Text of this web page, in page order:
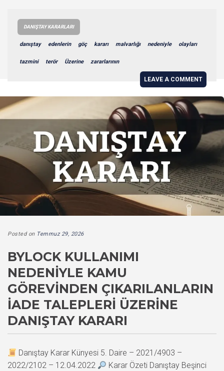
DANIŞTAY KARARLARI
danıştay edenlerin göç kararı malvarlığı nedeniyle olayları
tazmini terör Üzerine zararlarının
LEAVE A COMMENT
Posted on Temmuz 29, 2026
BYLOCK KULLANIMI
NEDENIYLE KAMU
GÖREVINDEN ÇIKARILANLARIN
İADE TALEPLERI ÜZERINE
DANIŞTAY KARARI
Danıştay Karar Künyesi 5. Daire – 2021/4903 –
2022/2102 – 12.04.2022
Karar Özeti Danıştay Beşinci